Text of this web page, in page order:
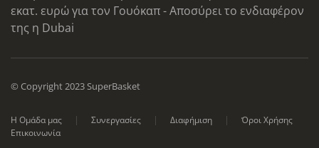
εκατ. ευρώ για τον Γουόκαπ - Αποσύρει το ενδιαφέρον
της η Dubai
© Copyright 2023 SuperBasket
Η Ομάδα μας Συνεργασίες Διαφήμιση
Όροι Χρήσης
Επικοινωνία